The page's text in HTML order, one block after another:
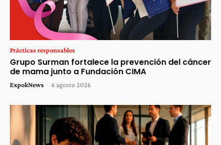
Prácticas responsables
Grupo Surman fortalece la prevención del cáncer
de mama junto a Fundación CIMA
ExpokNews - 6 agosto 2026